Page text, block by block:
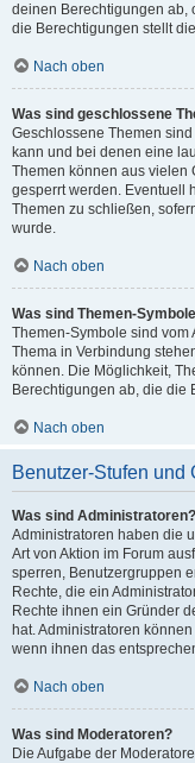
deinen Berechtigungen ab,
die Berechtigungen stellt
Nach oben
Was sind geschlossene
Geschlossene Themen
kann und bei denen eine
Themen können aus vielen
gesperrt werden. Eventuell
Themen zu schließen,
wurde.
Nach oben
Was sind Themen-
Themen-Symbole sind vom
Thema in Verbindung
können. Die Möglichkeit,
Berechtigungen ab, die die
Nach oben
Benutzer-Stufen und
Was sind Administratoren?
Administratoren haben die
Art von Aktion im Forum
sperren, Benutzergruppen
Rechte, die ein
Rechte ihnen ein Gründer
hat. Administratoren
wenn ihnen das
Nach oben
Was sind Moderatoren?
Die Aufgabe der